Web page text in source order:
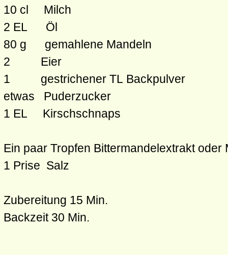
10 cl Milch
2 EL Öl
80 g gemahlene Mandeln
2 Eier
1 gestrichener TL Backpulver
etwas Puderzucker
1 EL Kirschschnaps
Ein paar Tropfen Bittermandelextrakt oder
1 Prise Salz
Zubereitung 15 Min.
Backzeit 30 Min.